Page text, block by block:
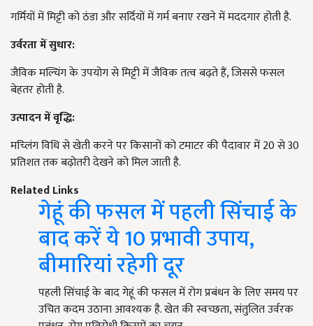
गर्मियों में मिट्टी को ठंडा और सर्दियों में गर्म बनाए रखने में मददगार होती है.
उर्वरता में सुधार:
जैविक मल्चिंग के उपयोग से मिट्टी में जैविक तत्व बढ़ते हैं, जिससे फसल
बेहतर होती है.
उत्पादन में वृद्धि:
मच्लिंग विधि से खेती करने पर किसानों को टमाटर की पैदावार में 20 से 30
प्रतिशत तक बढ़ोतरी देखने को मिल जाती है.
Related Links
गेहूं की फसल में पहली सिंचाई के
बाद करें ये 10 प्रभावी उपाय,
बीमारियां रहेगी दूर
पहली सिंचाई के बाद गेहूं की फसल में रोग प्रबंधन के लिए समय पर
उचित कदम उठाना आवश्यक है. खेत की स्वच्छता, संतुलित उर्वरक